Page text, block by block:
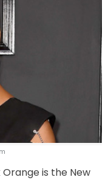
is the New